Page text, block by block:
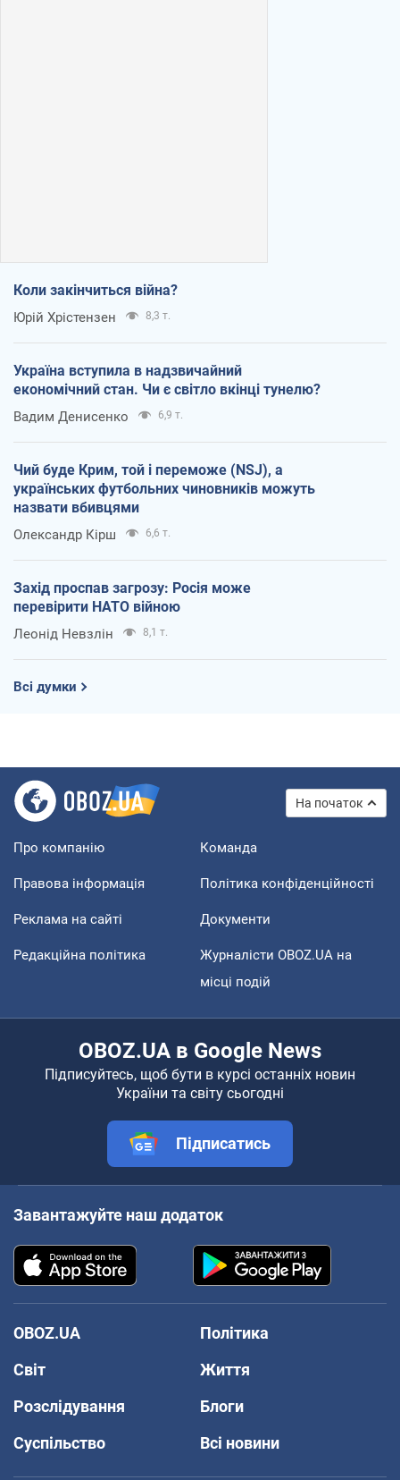
Коли закінчиться війна?
Юрій Хрістензен 8,3 т.
Україна вступила в надзвичайний
економічний стан. Чи є світло вкінці тунелю?
Вадим Денисенко 6,9 т.
Чий буде Крим, той і переможе (NSJ), а
українських футбольних чиновників можуть
назвати вбивцями
Олександр Кірш 6,6 т.
Захід проспав загрозу: Росія може
перевірити НАТО війною
Леонід Невзлін 8,1 т.
Всі думки
На початок
Про компанію Команда
Правова інформація Політика конфіденційності
Реклама на сайті Документи
Редакційна політика
Журналісти OBOZ.UA на
місці подій
OBOZ.UA в Google News
Підписуйтесь, щоб бути в курсі останніх новин
України та світу сьогодні
Підписатись
Завантажуйте наш додаток
OBOZ.UA
Політика
Світ
Життя
Розслідування
Блоги
Суспільство
Всі новини